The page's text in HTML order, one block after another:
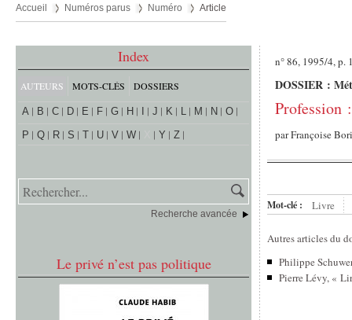
Accueil Numéros parus Numéro Article
Index
AUTEURS MOTS-CLÉS DOSSIERS
A B C D E F G H J K L M N
O
P
Q R S T U V W Y Z
Recherche avancée
Le privé n’est pas politique
n° 86, 1995/4, p.
DOSSIER :
Profession
parFrançoise
Mot-clé : Livre
Autres articles du
Philippe
Pierre Lévy, «